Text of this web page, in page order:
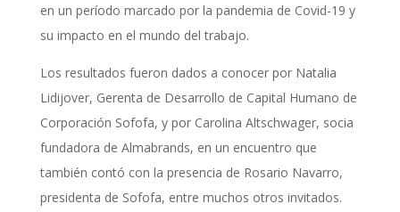
en un período marcado por la pandemia de Covid-19 y
su impacto en el mundo del trabajo.
Los resultados fueron dados a conocer por Natalia
Lidijover, Gerenta de Desarrollo de Capital Humano de
Corporación Sofofa, y por Carolina Altschwager, socia
fundadora de Almabrands, en un encuentro que
también contó con la presencia de Rosario Navarro,
presidenta de Sofofa, entre muchos otros invitados.